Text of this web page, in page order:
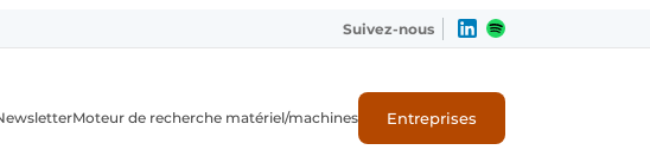
Suivez-nous
Moteur de recherche matériel/machines Entreprises